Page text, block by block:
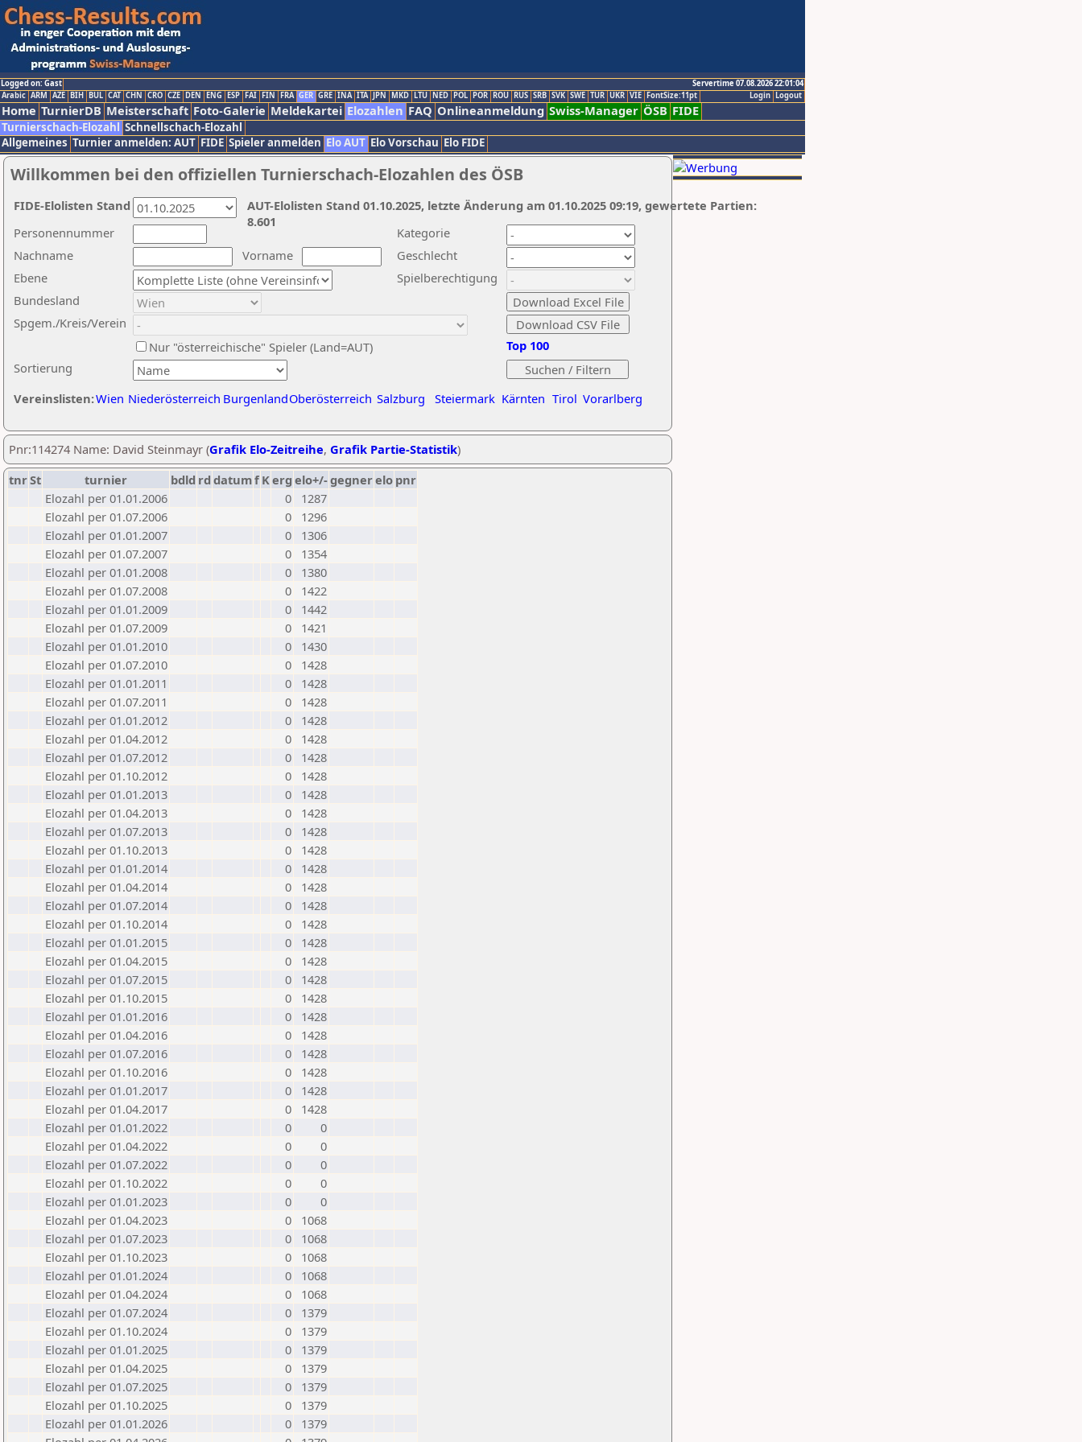
Logged on: Gast
Servertime 07.08.2026 22:01:04
Logout
Login
Arabic ARM AZE BIH BUL CAT CHN CRO CZE DEN ENG ESP FAI FIN FRA GER GRE INA ITA JPN MKD LTU NED POL POR ROU RUS SRB SVK SWE TUR UKR VIE FontSize:11pt
Home TurnierDB Meisterschaft Foto-Galerie Meldekartei Elozahlen FAQ Onlineanmeldung Swiss-Manager ÖSB FIDE
Turnierschach-Elozahl Schnellschach-Elozahl
Allgemeines Turnier anmelden: AUT FIDE Spieler anmelden Elo AUT Elo Vorschau Elo FIDE
Willkommen bei den offiziellen Turnierschach-Elozahlen des ÖSB
Nachname
Vorname
Ebene
Kategorie
Sortierung
Personennummer
Bundesland
Spgem./Kreis/Verein
Geschlecht
Nur "österreichische" Spieler (Land=AUT)
Spielberechtigung
Vereinslisten:Wien Niederösterreich BurgenlandOberösterreich Salzburg Steiermark Kärnten Tirol Vorarlberg
Top 100
AUT-Elolisten Stand 01.10.2025, letzte Änderung am 01.10.2025 09:19, gewertete Partien:
8.601
FIDE-Elolisten Stand
Pnr:114274 Name: David Steinmayr (Grafik Elo-Zeitreihe, Grafik Partie-Statistik)
tnrSt turnier bdld rd datumf Kerg elo+/-gegnerelo pnr
Elozahl per 01.01.2006
0
1287
Elozahl per 01.07.2006
0
1296
Elozahl per 01.01.2007
0
1306
Elozahl per 01.07.2007
0
1354
Elozahl per 01.01.2008
0
1380
Elozahl per 01.07.2008
0
1422
Elozahl per 01.01.2009
0
1442
Elozahl per 01.07.2009
0
1421
Elozahl per 01.01.2010
0
1430
Elozahl per 01.07.2010
0
1428
Elozahl per 01.01.2011
0
1428
Elozahl per 01.07.2011
0
1428
Elozahl per 01.01.2012
0
1428
Elozahl per 01.04.2012
0
1428
Elozahl per 01.07.2012
0
1428
Elozahl per 01.10.2012
0
1428
Elozahl per 01.01.2013
0
1428
Elozahl per 01.04.2013
0
1428
Elozahl per 01.07.2013
0
1428
Elozahl per 01.10.2013
0
1428
Elozahl per 01.01.2014
0
1428
Elozahl per 01.04.2014
0
1428
Elozahl per 01.07.2014
0
1428
Elozahl per 01.10.2014
0
1428
Elozahl per 01.01.2015
0
1428
Elozahl per 01.04.2015
0
1428
Elozahl per 01.07.2015
0
1428
Elozahl per 01.10.2015
0
1428
Elozahl per 01.01.2016
0
1428
Elozahl per 01.04.2016
0
1428
Elozahl per 01.07.2016
0
1428
Elozahl per 01.10.2016
0
1428
Elozahl per 01.01.2017
0
1428
Elozahl per 01.04.2017
0
1428
Elozahl per 01.01.2022
0
0
Elozahl per 01.04.2022
0
0
Elozahl per 01.07.2022
0
0
Elozahl per 01.10.2022
0
0
Elozahl per 01.01.2023
0
0
Elozahl per 01.04.2023
0
1068
Elozahl per 01.07.2023
0
1068
Elozahl per 01.10.2023
0
1068
Elozahl per 01.01.2024
0
1068
Elozahl per 01.04.2024
0
1068
Elozahl per 01.07.2024
0
1379
Elozahl per 01.10.2024
0
1379
Elozahl per 01.01.2025
0
1379
Elozahl per 01.04.2025
0
1379
Elozahl per 01.07.2025
0
1379
Elozahl per 01.10.2025
0
1379
Elozahl per 01.01.2026
0
1379